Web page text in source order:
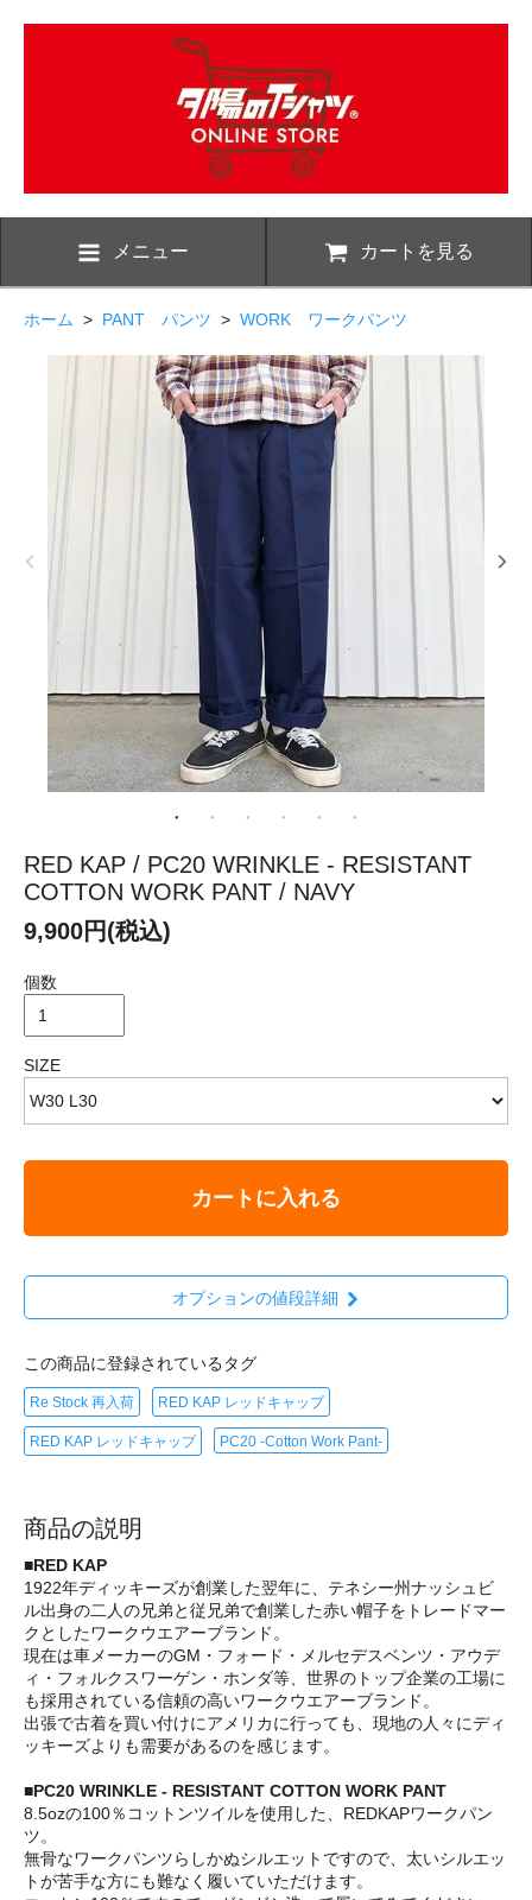
メニュー カートを見る
ホーム > PANT パンツ > WORK ワークパンツ
RED KAP / PC20 WRINKLE - RESISTANT
COTTON WORK PANT / NAVY
9,900円(税込)
個数
SIZE
カートに入れる
オプションの値段詳細
この商品に登録されているタグ
Re Stock 再入荷 RED KAP レッドキャップ
RED KAP レッドキャップ PC20 -Cotton Work Pant-
商品の説明
■RED KAP
1922年ディッキーズが創業した翌年に、テネシー州ナッシュビ
ル出身の二人の兄弟と従兄弟で創業した赤い帽子をトレードマー
クとしたワークウエアーブランド。
現在は車メーカーのGM・フォード・メルセデスベンツ・アウデ
ィ・フォルクスワーゲン・ホンダ等、世界のトップ企業の工場に
も採用されている信頼の高いワークウエアーブランド。
出張で古着を買い付けにアメリカに行っても、現地の人々にディ
ッキーズよりも需要があるのを感じます。
■PC20 WRINKLE - RESISTANT COTTON WORK PANT
8.5ozの100％コットンツイルを使用した、REDKAPワークパン
ツ。
無骨なワークパンツらしかぬシルエットですので、太いシルエッ
トが苦手な方にも難なく履いていただけます。